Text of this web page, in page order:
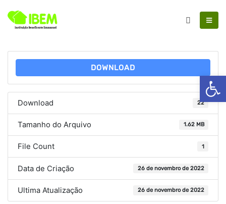
DOWNLOAD
Download 22
Tamanho do Arquivo 1.62 MB
File Count 1
Data de Criação 26 de novembro de 2022
Ultima Atualização 26 de novembro de 2022